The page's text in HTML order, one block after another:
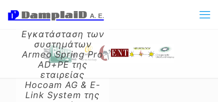
Εγκατάσταση των
συστημάτων
Armeo Spring Pro
AD+PE της
εταιρείας
Hocoam AG & E-
Link System της